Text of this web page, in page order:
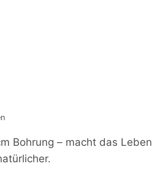
Bohrung – macht das Leben